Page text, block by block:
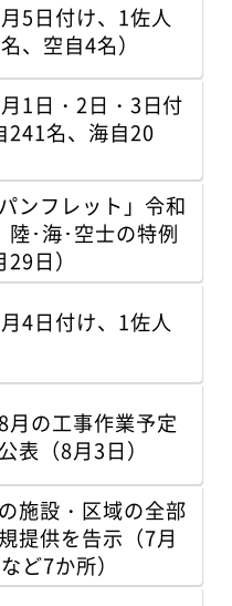
5日付け、1佐人
、空自4名）
1日・2日・3日付
241名、海自20
ンフレット」令和
･海･空士の特例
日）
4日付け、1佐人
月の工事作業予定
表（8月3日）
施設・区域の全部
提供を告示（7月
ど7か所）